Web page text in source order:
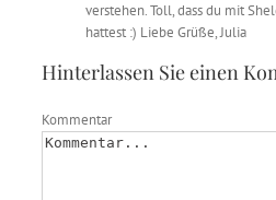
verstehen. Toll, dass du mit
hattest :) Liebe Grüße, Julia
Hinterlassen Sie einen
Kommentar